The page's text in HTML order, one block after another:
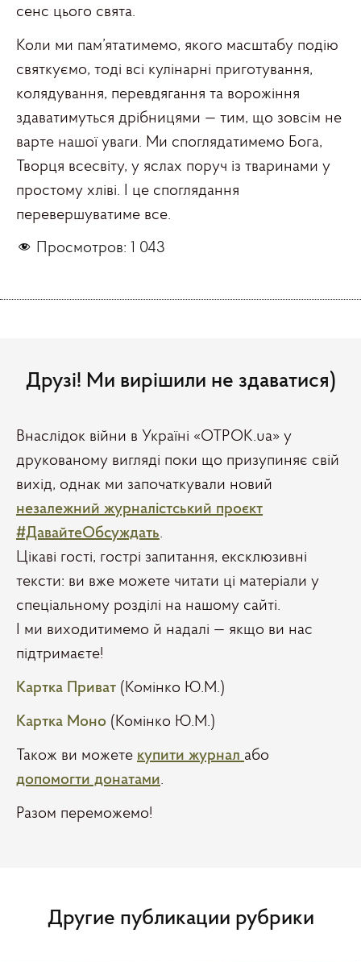
сенс цього свята.
Коли ми пам’ятатимемо, якого масштабу подію
святкуємо, тоді всі кулінарні приготування,
колядування, перевдягання та ворожіння
здаватимуться дрібницями — тим, що зовсім не
варте нашої уваги. Ми споглядатимемо Бога,
Творця всесвіту, у яслах поруч із тваринами у
простому хліві. І це споглядання
перевершуватиме все.
Просмотров: 1 043
Друзі! Ми вирішили не здаватися)
Внаслідок війни в Україні «ОТРОК.ua» у
друкованому вигляді поки що призупиняє свій
вихід, однак ми започаткували новий
незалежний журналістський проєкт
#ДавайтеОбсуждать.
Цікаві гості, гострі запитання, ексклюзивні
тексти: ви вже можете читати ці матеріали у
спеціальному розділі на нашому сайті.
І ми виходитимемо й надалі — якщо ви нас
підтримаєте!
Картка Приват (Комінко Ю.М.)
Картка Моно (Комінко Ю.М.)
Також ви можете купити журнал або
допомогти донатами.
Разом переможемо!
Другие публикации рубрики